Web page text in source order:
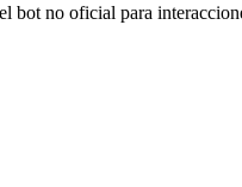
bot no oficial para